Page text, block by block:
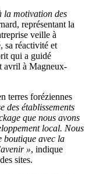
la motivation des
représentant la
veille à
sa réactivité et
qui a guidé
avril à Magneux-
terres foréziennes
des établissements
que nous avons
local. Nous
boutique avec la
», indique
sites.